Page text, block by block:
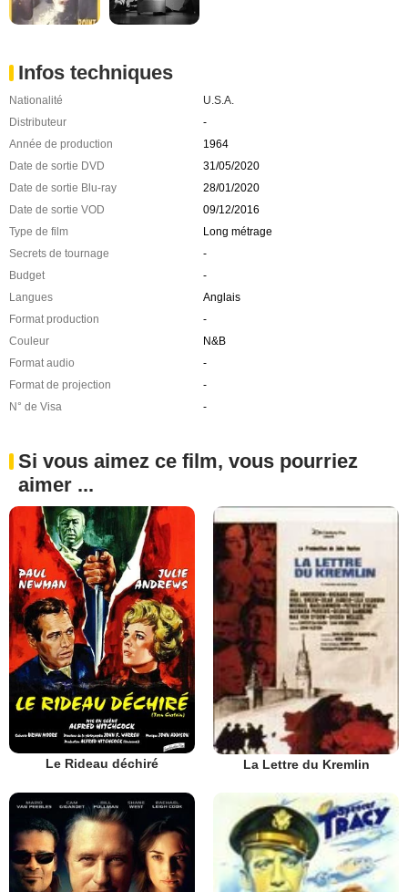
Infos techniques
Nationalité
U.S.A.
Distributeur
-
Année de production
1964
Date de sortie DVD
31/05/2020
Date de sortie Blu-ray
28/01/2020
Date de sortie VOD
09/12/2016
Type de film
Long métrage
Secrets de tournage
-
Budget
-
Langues
Anglais
Format production
-
Couleur
N&B
Format audio
-
Format de projection
-
N° de Visa
-
Si vous aimez ce film, vous pourriez
aimer ...
Le Rideau déchiré La Lettre du Kremlin